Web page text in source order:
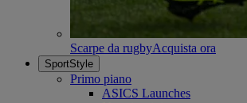
Scarpe da rugbyAcquista ora
SportStyle
Primo piano
ASICS Launches